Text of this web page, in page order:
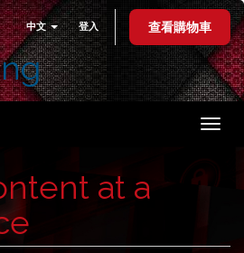
中文 登入 查看購物車
切
覽
at a